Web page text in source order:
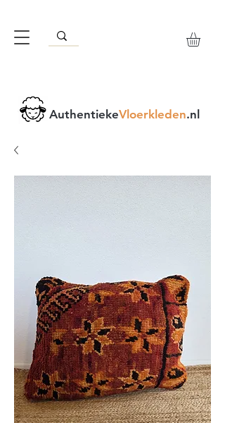
AuthentiekeVloerkleden.nl